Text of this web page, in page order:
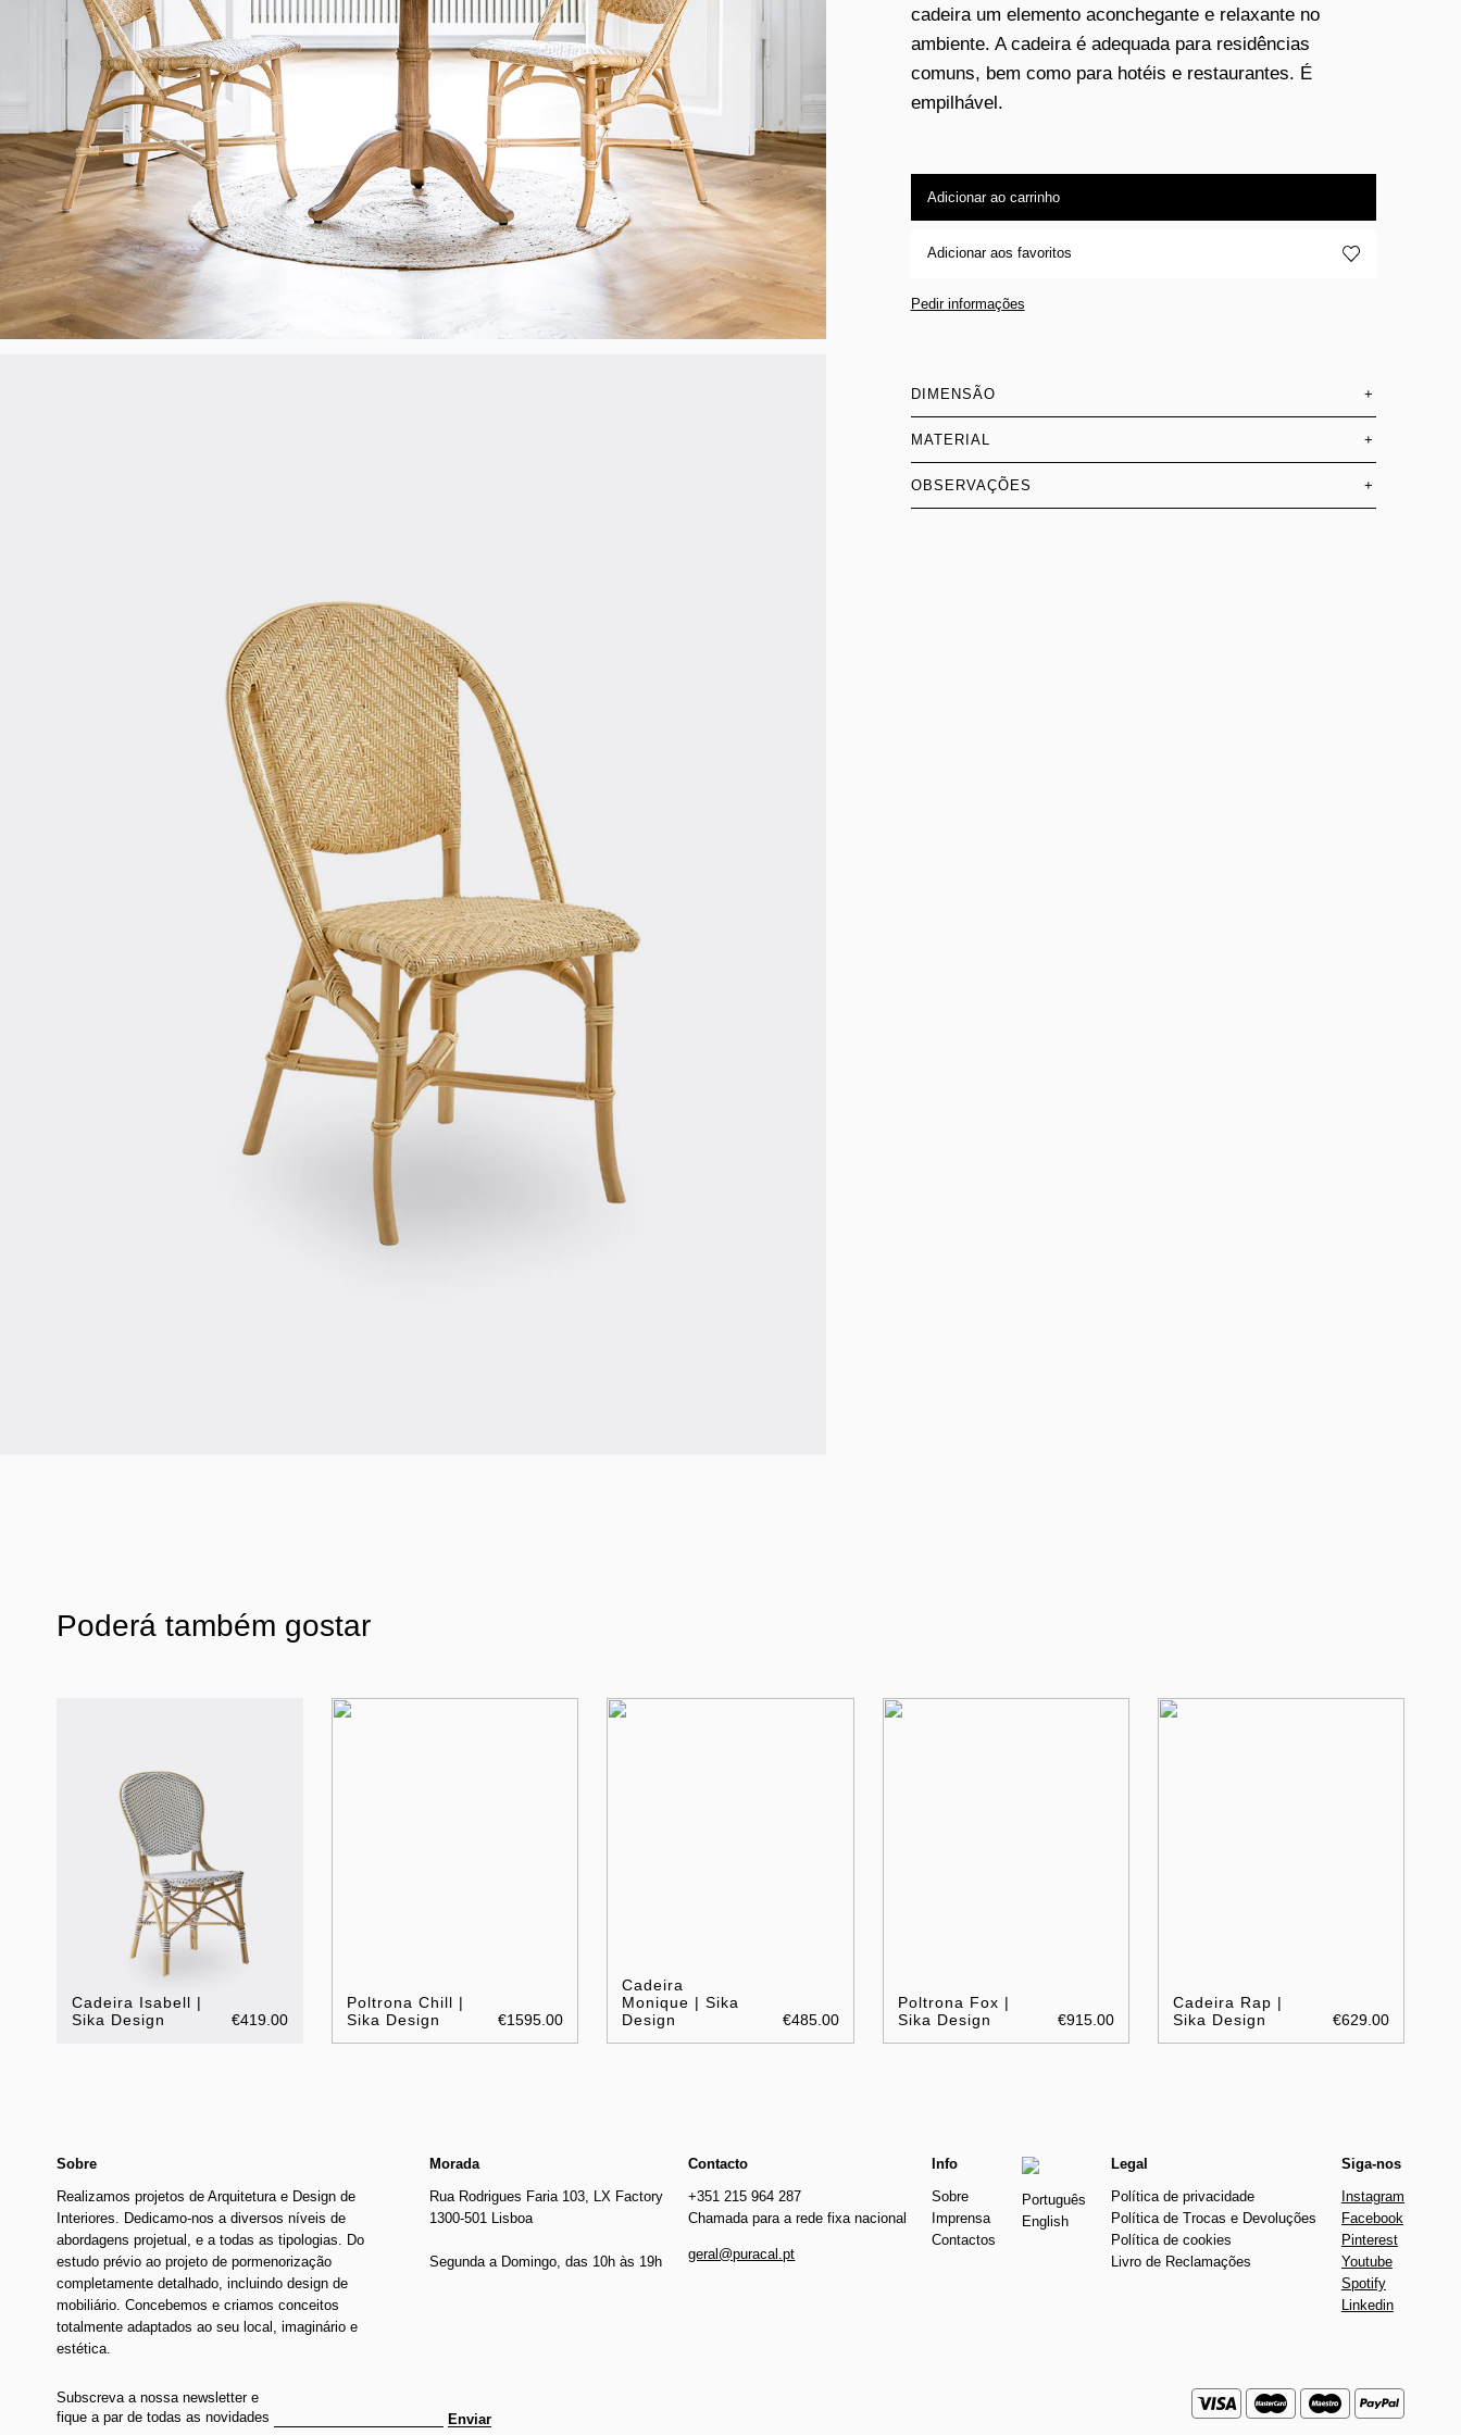
cadeira um elemento aconchegante e relaxante no
ambiente. A cadeira é adequada para residências
comuns, bem como para hotéis e restaurantes. É
empilhável.
Adicionar ao carrinho
Adicionar aos favoritos
Pedir informações
DIMENSÃO +
MATERIAL +
OBSERVAÇÕES +
Poderá também gostar
Cadeira Isabell |
Sika Design
€419.00
Poltrona Chill |
Sika Design
€1595.00
Cadeira
Monique | Sika
Design
€485.00
Poltrona Fox |
Sika Design
€915.00
Cadeira Rap |
Sika Design
€629.00
Sobre
Realizamos projetos de Arquitetura e Design de
Interiores. Dedicamo-nos a diversos níveis de
abordagens projetual, e a todas as tipologias. Do
estudo prévio ao projeto de pormenorização
completamente detalhado, incluindo design de
mobiliário. Concebemos e criamos conceitos
totalmente adaptados ao seu local, imaginário e
estética.
Morada
Rua Rodrigues Faria 103, LX Factory
1300-501 Lisboa
Segunda a Domingo, das 10h às 19h
Contacto
+351 215 964 287
Chamada para a rede fixa nacional
geral@puracal.pt
Info
Sobre
Imprensa
Contactos
Português
English
Legal
Política de privacidade
Política de Trocas e Devoluções
Política de cookies
Livro de Reclamações
Siga-nos
Instagram
Facebook
Pinterest
Youtube
Spotify
Linkedin
Subscreva a nossa newsletter e
fique a par de todas as novidades
Enviar